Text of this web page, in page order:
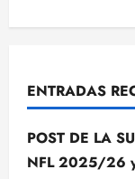
ENTRADAS
POST DE LA
NFL 2025/26